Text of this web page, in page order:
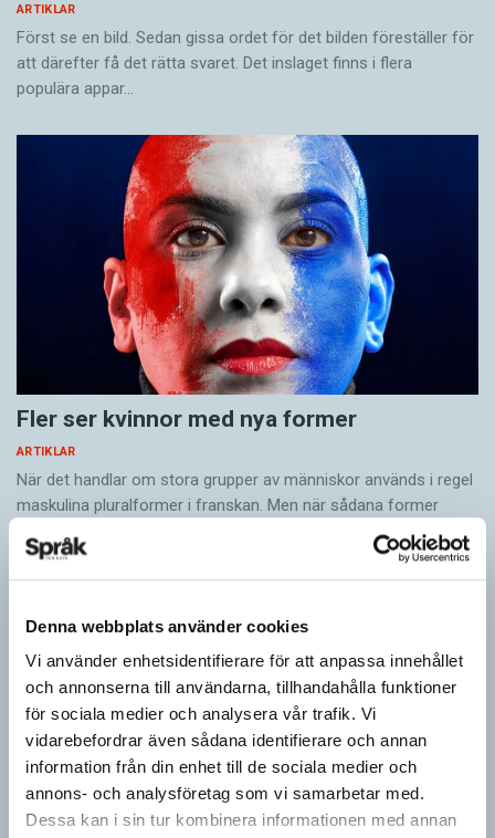
Denna webbplats använder cookies
Vi använder enhetsidentifierare för att anpassa innehållet
och annonserna till användarna, tillhandahålla funktioner
för sociala medier och analysera vår trafik. Vi
vidarebefordrar även sådana identifierare och annan
information från din enhet till de sociala medier och
annons- och analysföretag som vi samarbetar med.
Dessa kan i sin tur kombinera informationen med annan
ARTIKLAR
Först se en bild. Sedan gissa ordet för det bilden föreställer för
att därefter få det rätta svaret. Det inslaget finns i flera
populära appar…
Fler ser kvinnor med nya former
ARTIKLAR
När det handlar om stora grupper av människor används i regel
maskulina pluralformer i franskan. Men när sådana ­former